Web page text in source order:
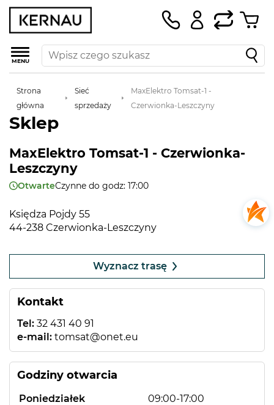
MENU
Strona
główna
Sieć
sprzedaży
MaxElektro Tomsat-1 -
Czerwionka-Leszczyny
Sklep
MaxElektro Tomsat-1 - Czerwionka-
Leszczyny
OtwarteCzynne do godz: 17:00
Księdza Pojdy 55
44-238 Czerwionka-Leszczyny
Kontakt
Tel: 32 431 40 91
e-mail: tomsat@onet.eu
Godziny otwarcia
Poniedziałek
09:00-17:00
−
Wyznacz trasę